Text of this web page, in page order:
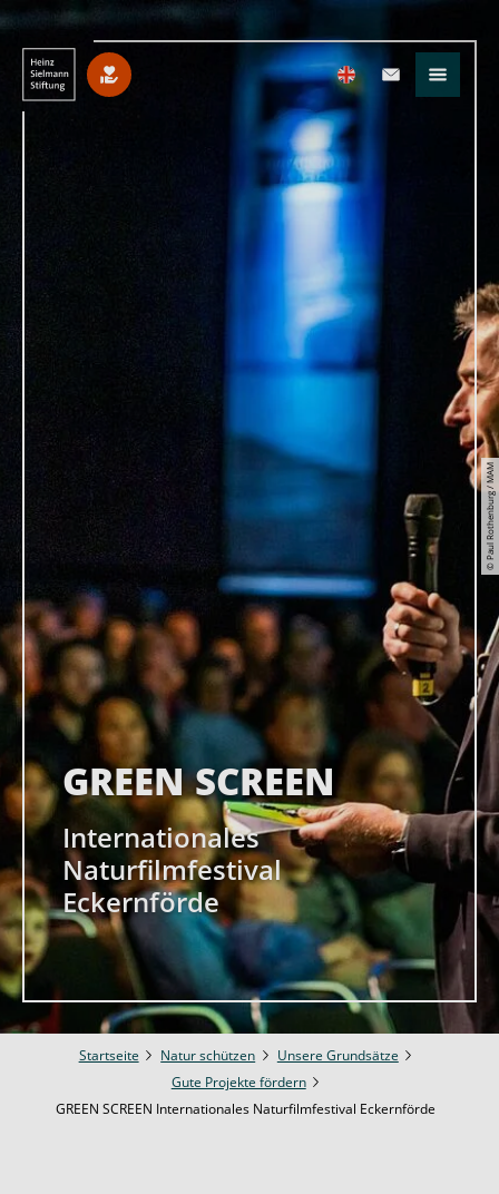
© Paul Rothenburg / MAM
GREEN SCREEN
Internationales
Naturfilmfestival
Eckernförde
Startseite Natur schützen
Unsere Grundsätze
Gute Projekte fördern
GREEN SCREEN Internationales Naturfilmfestival Eckernförde